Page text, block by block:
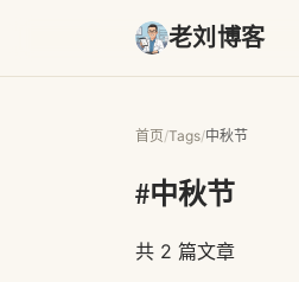
老刘博客
首页/Tags/中秋节
#中秋节
共 2 篇文章